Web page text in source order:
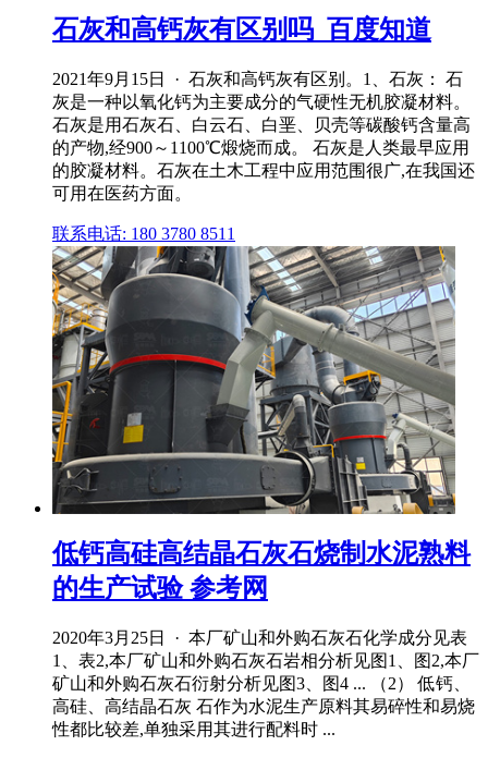
石灰和高钙灰有区别吗_百度知道
2021年9月15日 · 石灰和高钙灰有区别。1、石灰： 石
灰是一种以氧化钙为主要成分的气硬性无机胶凝材料。
石灰是用石灰石、白云石、白垩、贝壳等碳酸钙含量高
的产物,经900～1100℃煅烧而成。 石灰是人类最早应用
的胶凝材料。石灰在土木工程中应用范围很广,在我国还
可用在医药方面。
联系电话: 180 3780 8511
低钙高硅高结晶石灰石烧制水泥熟料
的生产试验 参考网
2020年3月25日 · 本厂矿山和外购石灰石化学成分见表
1、表2,本厂矿山和外购石灰石岩相分析见图1、图2,本厂
矿山和外购石灰石衍射分析见图3、图4 ... （2） 低钙、
高硅、高结晶石灰 石作为水泥生产原料其易碎性和易烧
性都比较差,单独采用其进行配料时 ...